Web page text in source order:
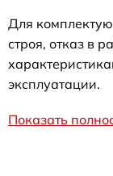
Для
строя, отказ в
эксплуатации.
Показать